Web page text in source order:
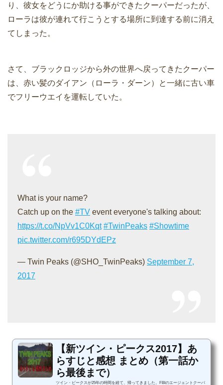
り、彼女をどうにか助ける事ができたクーパーだったが、
ローラは彼が連れて行こうとする場所に到達する前に消え
てしまった。
さて、ブラックロッジから外の世界へ戻ってきたクーパー
は、赤い髪のダイアン（ローラ・ダーン）と一緒に古い車
でフリーウエイを運転していた。
What is your name?
Catch up on the #TV event everyone's talking about:
https://t.co/NpVv1C0Kqt #TwinPeaks #Showtime
pic.twitter.com/r695DYdEPz
— Twin Peaks (@SHO_TwinPeaks) September 7,
2017
【新ツイン・ピークス2017】あ
らすじと感想 まとめ（第一話か
ら最後まで）
ツイン・ピークスが25年の時間を経て、帰ってきました。FBIのエージェントクーパ